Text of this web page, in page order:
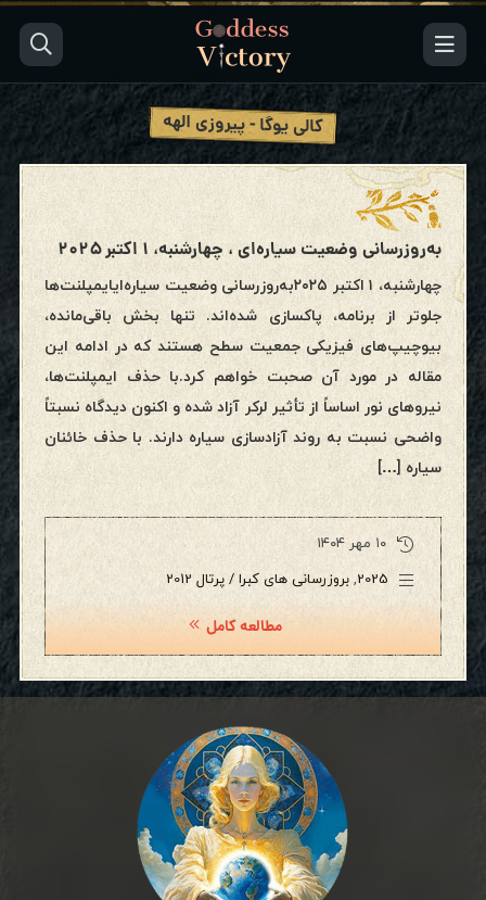
کالی یوگا - پیروزی الهه
به‌روزرسانی وضعیت سیاره‌ای ، چهارشنبه، ۱ اکتبر ۲۰۲۵
چهارشنبه، ۱ اکتبر ۲۰۲۵به‌روزرسانی وضعیت سیاره‌ایایمپلنت‌ها
جلوتر از برنامه‌، پاکسازی شده‌اند. تنها بخش باقی‌مانده،
بیوچیپ‌های فیزیکی جمعیت سطح هستند که در ادامه این
مقاله در مورد آن صحبت خواهم کرد.با حذف ایمپلنت‌ها،
نیروهای نور اساساً از تأثیر لرکر آزاد شده و اکنون دیدگاه نسبتاً
واضحی نسبت به روند آزادسازی سیاره دارند. با حذف خائنان
سیاره […]
۱۰ مهر ۱۴۰۴
2025
, بروزرسانی های کبرا / پرتال 2012
مطالعه کامل